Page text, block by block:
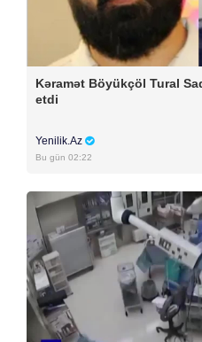
Kəramət Böyükçöl Tural
etdi
Yenilik.Az
Bu gün 02:22